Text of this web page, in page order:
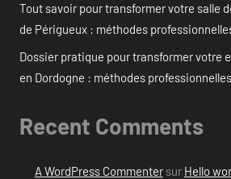
Tout savoir pour transformer votre salle
de Périgueux : méthodes
Dossier pratique pour transformer votre
en Dordogne : méthodes professionnelles
Recent Comments
A WordPress Commentersur Hello